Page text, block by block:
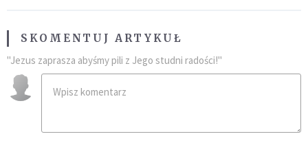
SKOMENTUJ ARTYKUŁ
"Jezus zaprasza abyśmy pili z Jego studni radości!"